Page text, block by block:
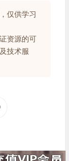
仅供学习
资源的可
技术服